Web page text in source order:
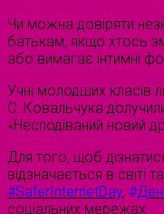
Чи можна довіряти
батькам, якщо хтось
або вимагає інтимні
Учні молодших класів
С. Ковальчука
«Несподіваний новий
Для того, щоб
відзначається в світі
#SaferInternetDay, #
соціальних мережах.